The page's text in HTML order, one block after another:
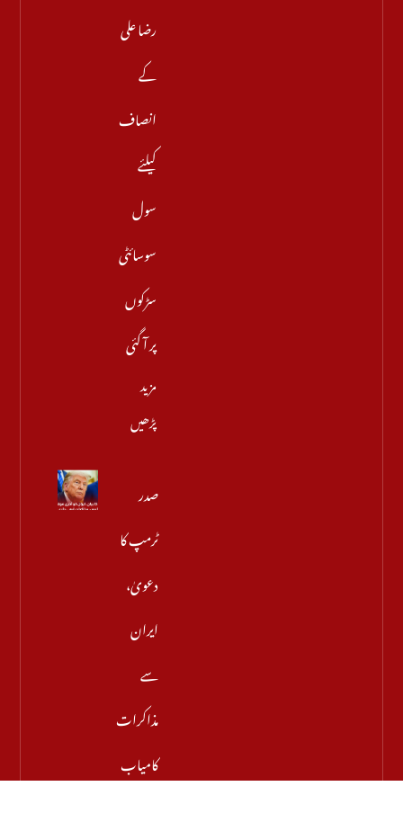
رضا علی
کے
انصاف
کیلئے
سول
سوسائٹی
سڑکوں
پر آ گئی
مزید
پڑھیں
صدر
ٹرمپ کا
دعویٰ،
ایران
سے
مذاکرات
کامیاب